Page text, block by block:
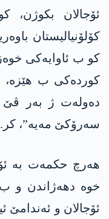
ئۆجالان بکوژن،
کۆلۆنیالیستان
کو ب ئاوایەکی
کوردەکی ب ھێزە،
دەولەت ژ بەر ڤێ
سەرۆکێ مەیە”، کر.
ھەرچ حکمەت بە
خوە دھەژاندن و ب
ئۆجالان و ئەندامێ